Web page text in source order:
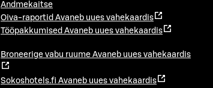
Andmekaitse
Oiva-raportid Avaneb uues vahekaardis
Tööpakkumised Avaneb uues vahekaardis
Broneerige vabu ruume Avaneb uues vahekaardis
Sokoshotels.fi Avaneb uues vahekaardis